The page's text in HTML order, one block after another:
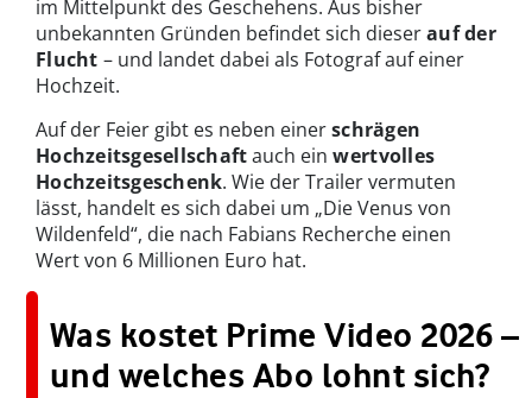
im Mittelpunkt des Geschehens. Aus bisher
unbekannten Gründen befindet sich dieserauf der
Flucht – und landet dabei als Fotograf auf einer
Hochzeit.
Auf der Feier gibt es neben einerschrägen
Hochzeitsgesellschaftauch einwertvolles
Hochzeitsgeschenk. Wie der Trailer vermuten
lässt, handelt es sich dabei um „Die Venus von
Wildenfeld“, die nach Fabians Recherche einen
Wert von 6 Millionen Euro hat.
Was kostet Prime Video 2026 –
und welches Abo lohnt sich?